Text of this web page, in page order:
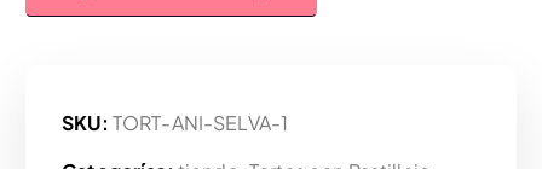
SKU: TORT-ANI-SELVA-1